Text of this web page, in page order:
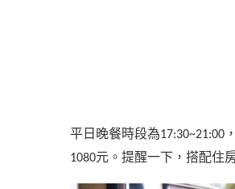
平日晚餐時段為17:30~21:00
1080元。提醒一下，搭配住